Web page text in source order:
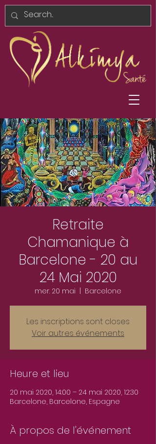
Retraite
Chamanique à
Barcelone - 20 au
24 Mai 2020
mer. 20 mai Barcelone
Les inscriptions sont closes
Voir autres événements
Heure et lieu
20 mai 2020, 14:00 – 24 mai 2020, 12:30
Barcelone, Barcelone, Espagne
À propos de l'événement